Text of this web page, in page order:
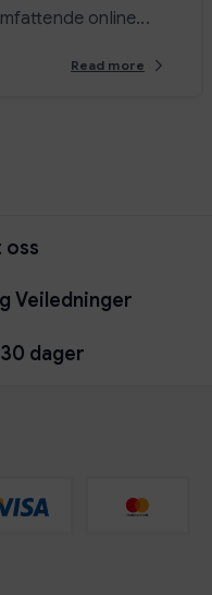
online...
Read more
oss
Veiledninger
dager